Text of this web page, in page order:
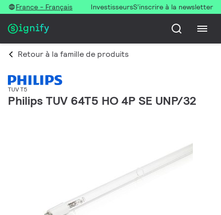
France - Français InvestisseursS’inscrire à la newsletter
Retour à la famille de produits
TUV T5
Philips TUV 64T5 HO 4P SE UNP/32